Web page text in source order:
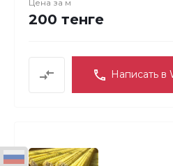
Цена за м
200 тенге
Написать в